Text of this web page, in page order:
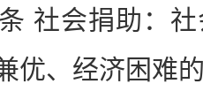
会捐助：社
优、经济困难